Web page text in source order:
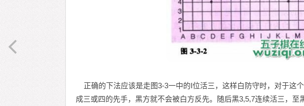
正确的下法应该是走图3-3一中的I位活三，这样白防守时，对于这
成三或四的先手，黑方就不会被白方反先。随后黑3,5,7连续活三，至